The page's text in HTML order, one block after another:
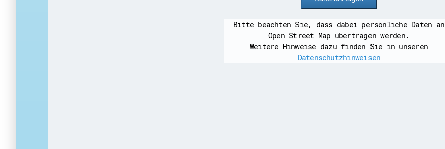
Bitte beachten Sie, dass dabei persönliche Daten an
Open Street Map übertragen werden.
Weitere Hinweise dazu finden Sie in unseren
Datenschutzhinweisen